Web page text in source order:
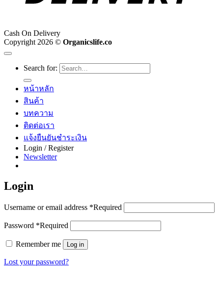
Cash On Delivery
Copyright 2026 © Organicslife.co
Search for:
หน้าหลัก
สินค้า
บทความ
ติดต่อเรา
แจ้งยืนยันชำระเงิน
Login / Register
Newsletter
Login
Username or email address *Required
Password *Required
Remember me Log in
Lost your password?